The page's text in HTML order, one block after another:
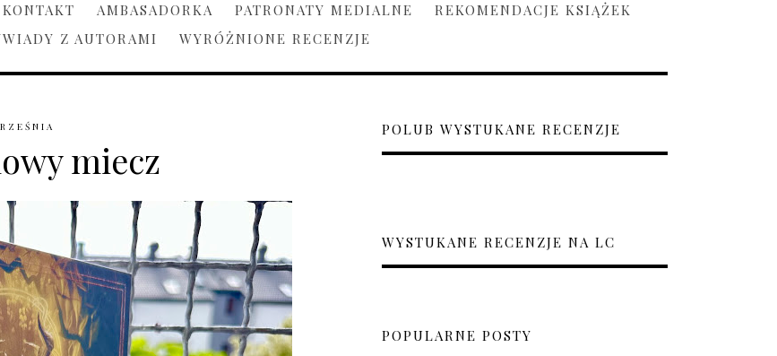
KONTAKT AMBASADORKA PATRONATY MEDIALNE
REKOMENDACJE KSIĄŻEK
Z AUTORAMI
WYRÓŻNIONE RECENZJE
miecz
POLUB WYSTUKANE RECENZJE
WYSTUKANE RECENZJE NA LC
POPULARNE POSTY